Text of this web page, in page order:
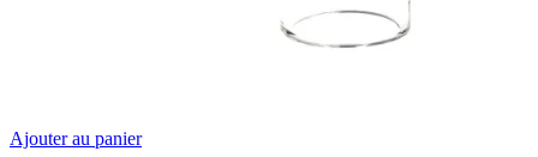
Ajouter au panier